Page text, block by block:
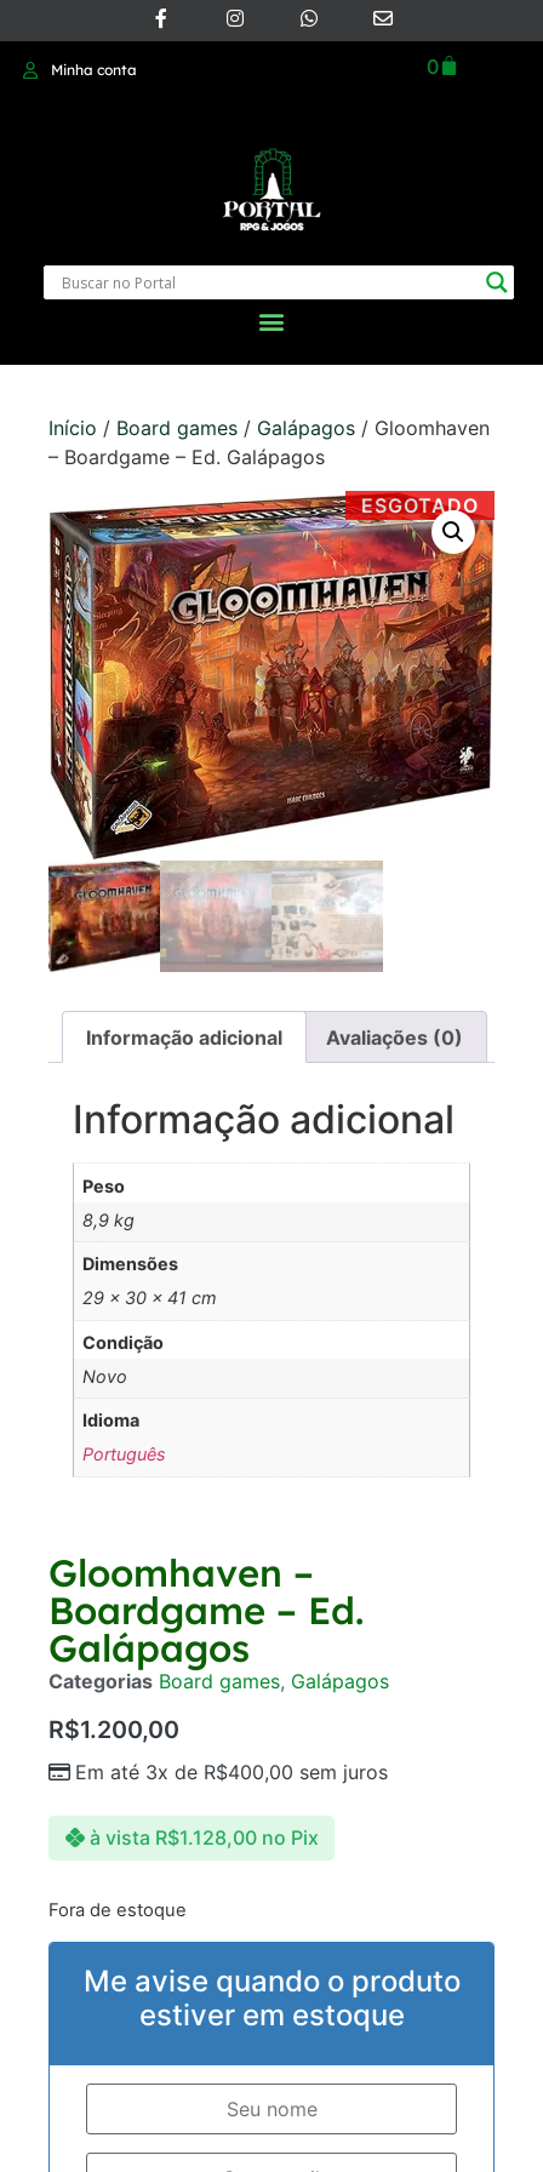
Minha conta 0
Início / Board games / Galápagos / Gloomhaven
– Boardgame – Ed. Galápagos
ESGOTADO
Informação adicional Avaliações (0)
Informação adicional
Peso
8,9 kg
Dimensões
29 × 30 × 41 cm
Condição
Novo
Idioma
Português
Gloomhaven –
Boardgame – Ed.
Galápagos
Categorias Board games, Galápagos
R$1.200,00
Em até 3x de R$400,00 sem juros
à vista R$1.128,00 no Pix
Fora de estoque
Me avise quando o produto
estiver em estoque